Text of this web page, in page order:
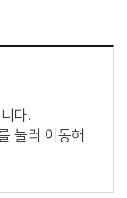
다.
눌러 이동해